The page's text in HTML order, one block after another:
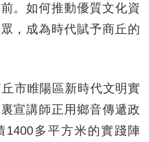
如何推動優質文化資
，成為時代賦予商丘的
睢陽區新時代文明實
宣講師正用鄉音傳遞政
1400多平方米的實踐陣